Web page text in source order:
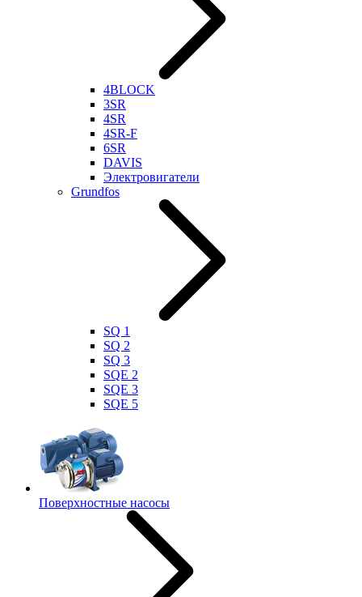
4BLOCK
3SR
4SR
4SR-F
6SR
DAVIS
Электровигатели
Grundfos
SQ 1
SQ 2
SQ 3
SQE 2
SQE 3
SQE 5
Поверхностные насосы